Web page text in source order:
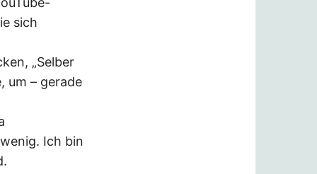
sich
„Selber
um – gerade
Ich bin